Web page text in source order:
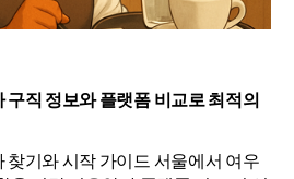
직 정보와 플랫폼 비교로 최적의
찾기와 시작 가이드 서울에서 여우